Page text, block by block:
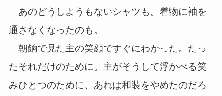
あのどうしようもないシャツも。着物に袖を
通さなくなったのも。
朝餉で見た主の笑顔ですぐにわかった。たっ
たそれだけのために。主がそうして浮かべる笑
みひとつのために、あれは和装をやめたのだろ